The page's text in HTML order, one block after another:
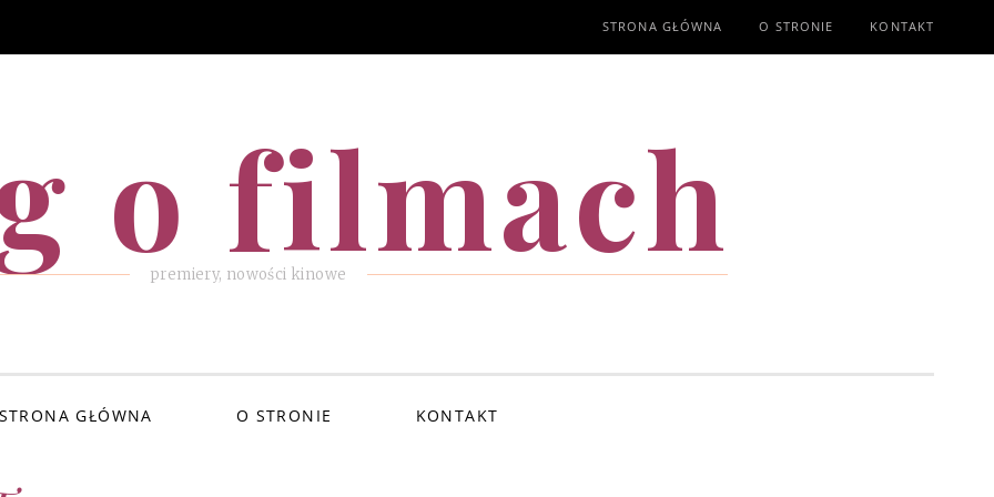
STRONA GŁÓWNA O STRONIE KONTAKT
o filmach
premiery, nowości kinowe
STRONA GŁÓWNA O STRONIE KONTAKT